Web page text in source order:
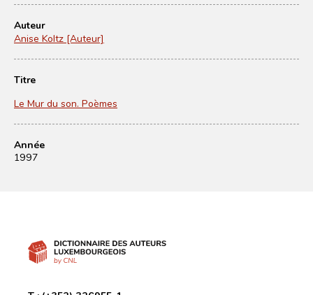
Auteur
Anise Koltz [Auteur]
Titre
Le Mur du son. Poèmes
Année
1997